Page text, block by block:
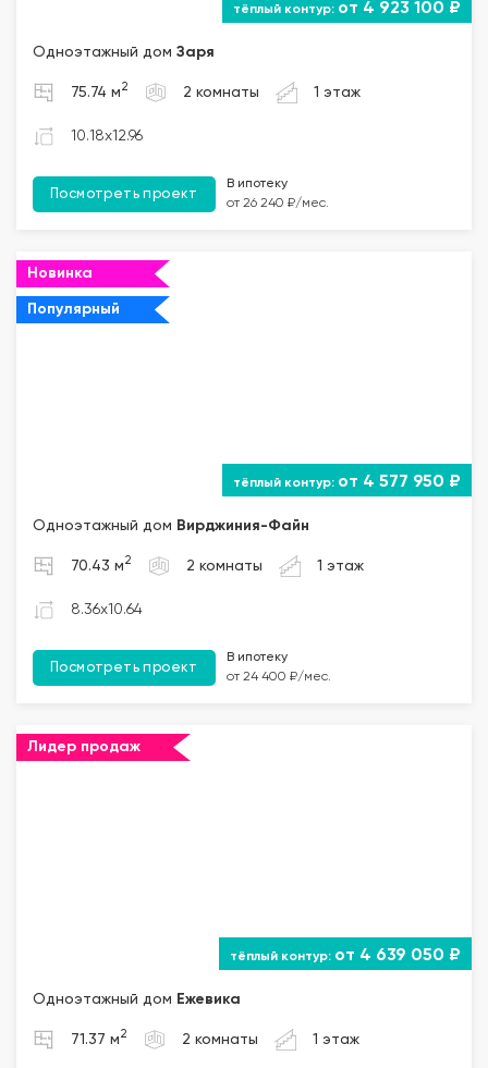
от 4 923 100 ₽
Одноэтажный дом Заря
75.74 м 2 2 комнаты 1 этаж
10.18x12.96
Посмотреть проект
В ипотеку
от 26 240 ₽/мес.
Новинка
Популярный
от 4 577 950 ₽
Одноэтажный дом Вирджиния-Файн
70.43 м 2 2 комнаты 1 этаж
8.36x10.64
Посмотреть проект
В ипотеку
от 24 400 ₽/мес.
Лидер продаж
от 4 639 050 ₽
Одноэтажный дом Ежевика
71.37 м 2 2 комнаты 1 этаж